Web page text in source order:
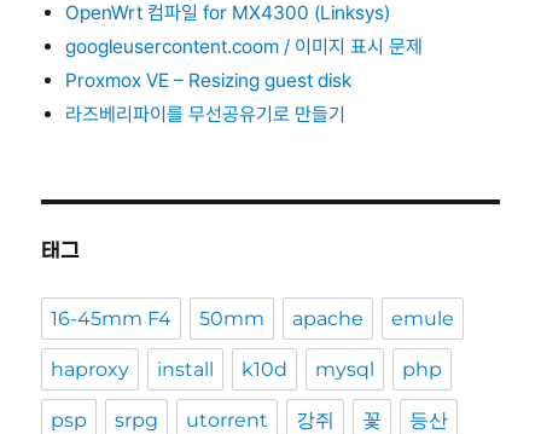
OpenWrt 컴파일 for MX4300 (Linksys)
googleusercontent.coom / 이미지 표시 문제
Proxmox VE – Resizing guest disk
라즈베리파이를 무선공유기로 만들기
태그
16-45mm F4 50mm apache emule
haproxy install k10d mysql php
psp srpg utorrent 강쥐 꽃 등산